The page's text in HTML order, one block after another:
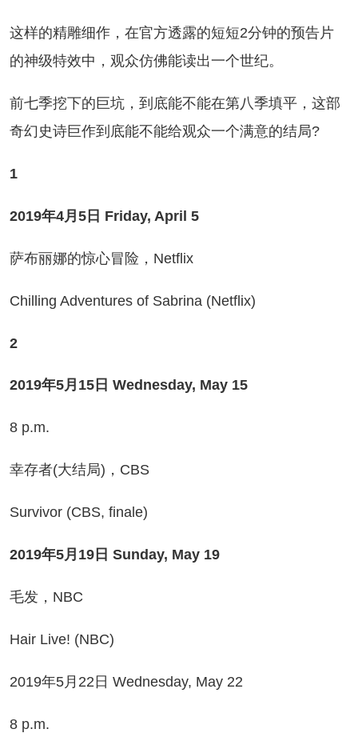
的精雕细作，在官方透露的短短2分钟的预告片
的神级特效中，观众仿佛能读出一个世纪。
季挖下的巨坑，到底能不能在第八季填平，这部
奇幻史诗巨作到底能不能给观众一个满意的结局?
1
年4月5日 Friday, April 5
丽娜的惊心冒险，Netflix
Adventures of Sabrina (Netflix)
2
年5月15日 Wednesday, May 15
者(大结局)，CBS
(CBS, finale)
年5月19日 Sunday, May 19
，NBC
Live! (NBC)
年5月22日 Wednesday, May 22